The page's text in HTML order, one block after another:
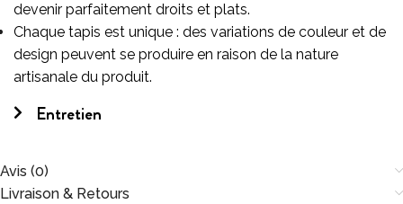
devenir parfaitement droits et plats.
Chaque tapis est unique : des variations de couleur et de
design peuvent se produire en raison de la nature
artisanale du produit.
Entretien
Avis (0)
Livraison & Retours